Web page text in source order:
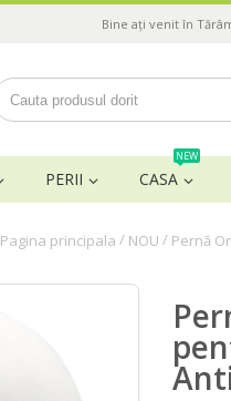
Bine ați venit în
PERII CASA
NEW
Pagina principala / NOU / Pernă